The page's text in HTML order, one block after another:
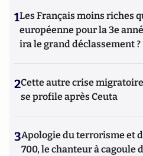
1Les Français moins riches
européenne pour la 3e
ira le grand déclassement ?
2Cette autre crise
se profile après Ceuta
3Apologie du terrorisme et
700, le chanteur à cagoule